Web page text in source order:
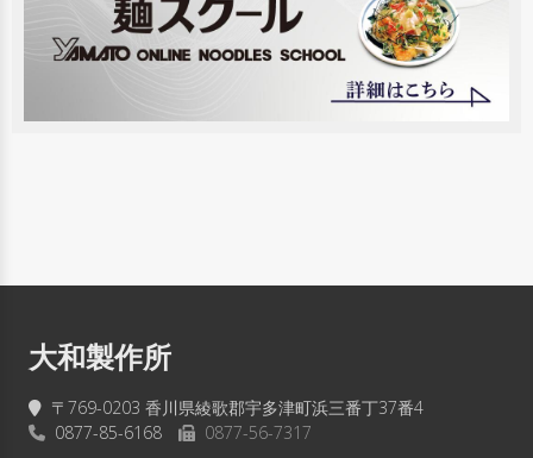
大和製作所
〒769-0203 香川県綾歌郡宇多津町浜三番丁37番4
0877-85-6168
0877-56-7317